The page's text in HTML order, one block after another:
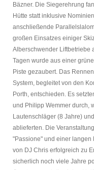
Bäzner. Die Siegerehrung
Hütte statt inklusive
anschließende
großen Einsatzes einiger
Alberschwender Liftbetriebe
Tagen wurde aus einer
Piste gezaubert. Das
System, begleitet von den
Porth, entschieden. Es
und Philipp Wemmer durch,
Lautenschläger (8 Jahre)
ablieferten. Die
"Passione" und einer langen
von DJ Chris erfolgreich zu
sicherlich noch viele Jahre